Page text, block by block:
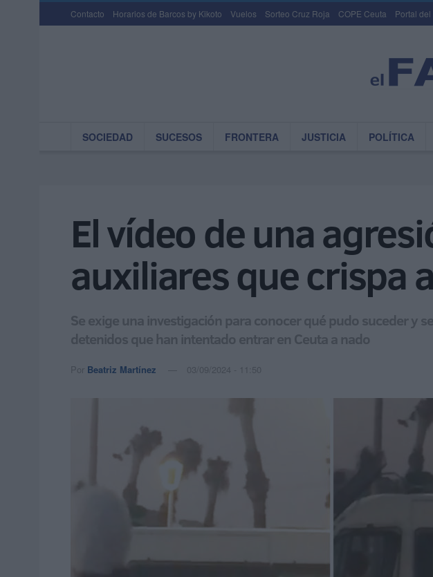
Contacto Horarios de Barcos by Kikoto Vuelos Sorteo Cruz Roja COPE Ceuta Portal
SOCIEDAD SUCESOS FRONTERA JUSTICIA POLÍTICA
El vídeo de una
auxiliares que crispa
Se exige una investigación para conocer qué pudo suceder y
detenidos que han intentado entrar en Ceuta a nado
Por Beatriz Martínez 03/09/2024 - 11:50